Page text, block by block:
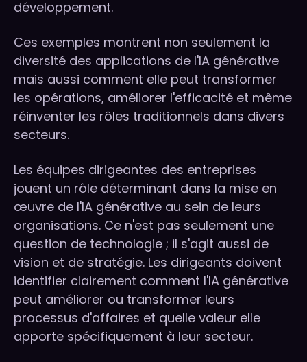
développement.
Ces exemples montrent non seulement la
diversité des applications de l'IA générative
mais aussi comment elle peut transformer
les opérations, améliorer l'efficacité et même
réinventer les rôles traditionnels dans divers
secteurs.
Les équipes dirigeantes des entreprises
jouent un rôle déterminant dans la mise en
œuvre de l'IA générative au sein de leurs
organisations. Ce n'est pas seulement une
question de technologie ; il s'agit aussi de
vision et de stratégie. Les dirigeants doivent
identifier clairement comment l'IA générative
peut améliorer ou transformer leurs
processus d'affaires et quelle valeur elle
apporte spécifiquement à leur secteur.